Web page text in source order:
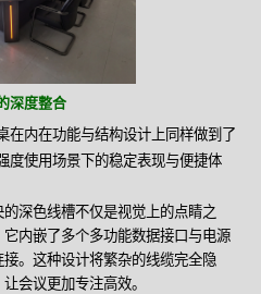
深度整合
在内在功能与结构设计上同样做到了
度使用场景下的稳定表现与便捷体
深色线槽不仅是视觉上的点睛之
内嵌了多个多功能数据接口与电源
。这种设计将繁杂的线缆完全隐
会议更加专注高效。